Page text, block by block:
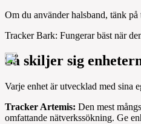
Om du använder halsband, tänk
Tracker Bark: Fungerar bäst när
Så skiljer sig
Varje enhet är utvecklad med sina
Tracker Artemis: Den mest
omfattande nätverkssökning. Ge